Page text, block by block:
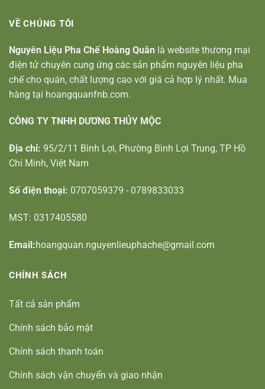
VỀ CHÚNG TÔI
Nguyên Liệu Pha Chế Hoàng Quân là website thương mại
điện tử chuyên cung ứng các sản phẩm nguyên liệu pha
chế cho quán, chất lượng cao với giá cả hợp lý nhất. Mua
hàng tại hoangquanfnb.com.
CÔNG TY TNHH DƯƠNG THỦY MỘC
Địa chỉ: 95/2/11 Bình Lợi, Phường Bình Lợi Trung, TP Hồ
Chí Minh, Việt Nam
Số điện thoại: 0707059379 - 0789833033
MST: 0317405580
Email:hoangquan.nguyenlieuphache@gmail.com
CHÍNH SÁCH
Tất cả sản phẩm
Chính sách bảo mật
Chính sách thanh toán
Chính sách vận chuyển và giao nhận